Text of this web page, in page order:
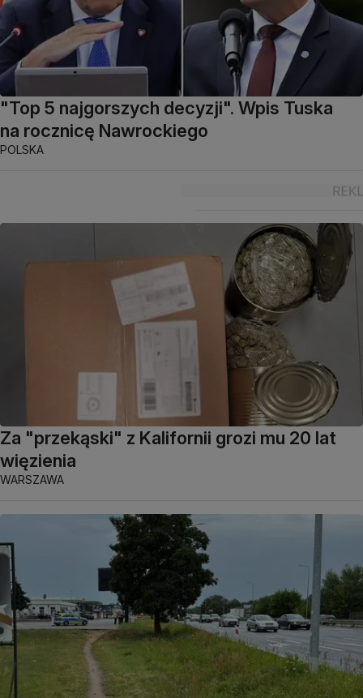
"Top 5 najgorszych decyzji". Wpis Tuska
na rocznicę Nawrockiego
POLSKA
Za "przekąski" z Kalifornii grozi mu 20 lat
więzienia
WARSZAWA